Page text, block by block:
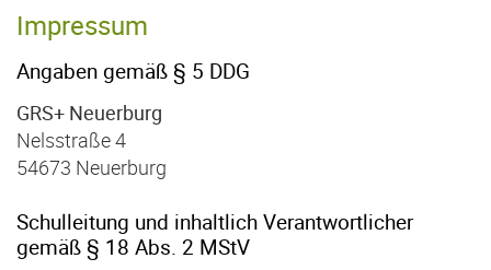
Schüler
Eltern
Förderverein
Impressum
Angaben gemäß § 5 DDG
GRS+ Neuerburg
Nelsstraße 4
54673 Neuerburg
Schulleitung und inhaltlich Verantwortlicher
gemäß § 18 Abs. 2 MStV